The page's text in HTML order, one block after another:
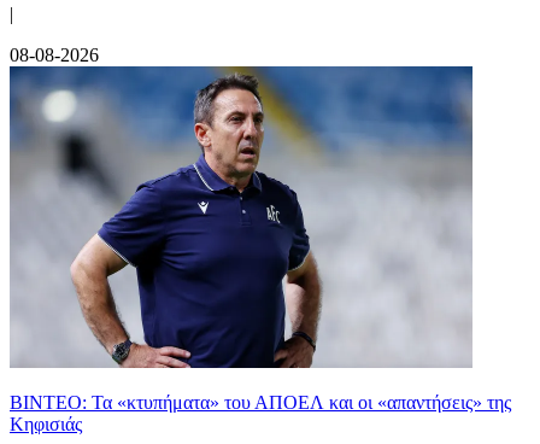
|
08-08-2026
ΒΙΝΤΕΟ: Τα «κτυπήματα» του ΑΠΟΕΛ και οι «απαντήσεις» της
Κηφισιάς